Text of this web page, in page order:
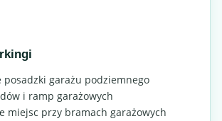
posadzki garażu podziemnego
i ramp garażowych
miejsc przy bramach garażowych